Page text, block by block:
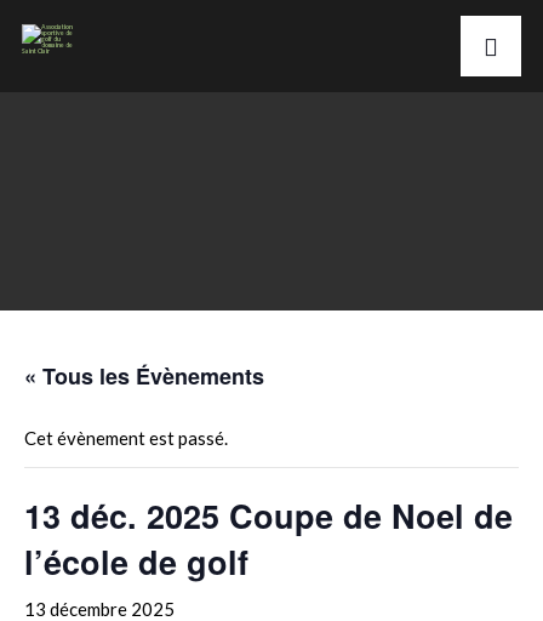
« Tous les Évènements
Cet évènement est passé.
13 déc. 2025 Coupe de Noel de
l’école de golf
13 décembre 2025